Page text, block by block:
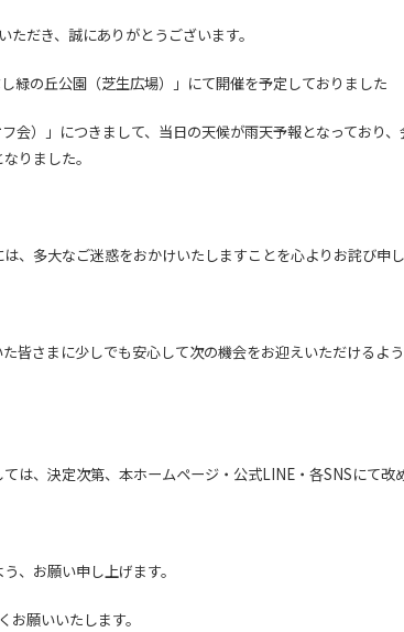
だき、誠にありがとうございます。
緑の丘公園（芝生広場）」にて開催を予定しておりました
会）」につきまして、当日の天候が雨天予報となっており
りました。
、多大なご迷惑をおかけいたしますことを心よりお詫び申し
皆さまに少しでも安心して次の機会をお迎えいただけるよ
は、決定次第、本ホームページ・公式LINE・各SNSにて改
、お願い申し上げます。
お願いいたします。